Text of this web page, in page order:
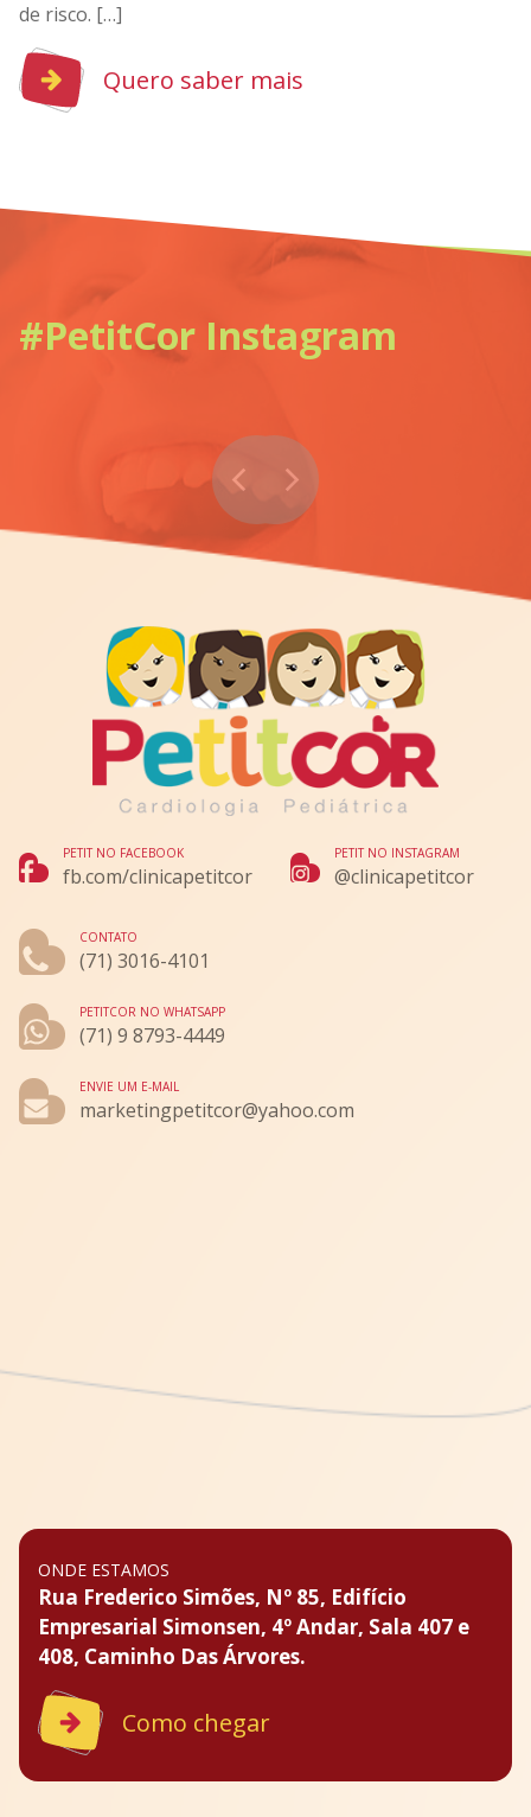
de risco. […]
Quero saber mais
#PetitCor Instagram
PETIT NO FACEBOOK
fb.com/clinicapetitcor
PETIT NO INSTAGRAM
@clinicapetitcor
CONTATO
(71) 3016-4101
PETITCOR NO WHATSAPP
(71) 9 8793-4449
ENVIE UM E-MAIL
marketingpetitcor@yahoo.com
ONDE ESTAMOS
Rua Frederico Simões, Nº 85, Edifício
Empresarial Simonsen, 4º Andar, Sala 407 e
408, Caminho Das Árvores.
Como chegar